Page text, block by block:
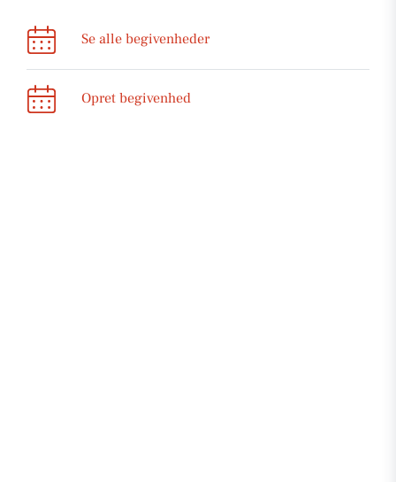
Se alle begivenheder
Opret begivenhed